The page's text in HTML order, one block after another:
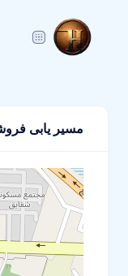
مسیر یابی